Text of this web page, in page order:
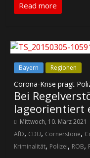
Read more
Bayern Regionen
Corona-Krise prägt
Bei
lageorientiert
Mittwoch, 10. März 2021
AfD, CDU, Cornerstone,
Kriminalität, Polizei, ROB,